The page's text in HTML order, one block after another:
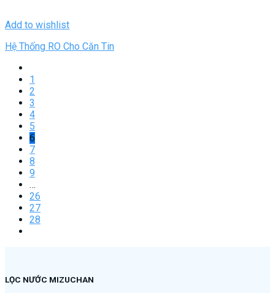
Add to wishlist
Hệ Thống RO Cho Căn Tin
1
2
3
4
5
6
7
8
9
…
26
27
28
LỌC NƯỚC MIZUCHAN